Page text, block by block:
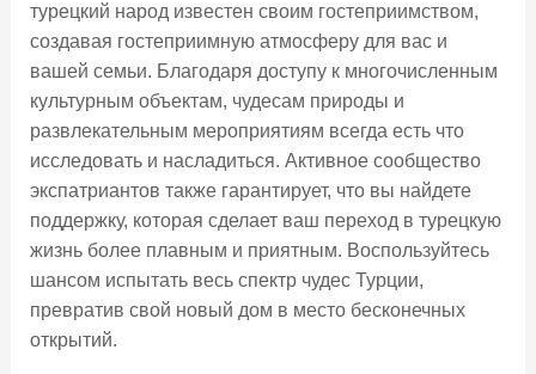
турецкий народ известен своим гостеприимством,
создавая гостеприимную атмосферу для вас и
вашей семьи. Благодаря доступу к многочисленным
культурным объектам, чудесам природы и
развлекательным мероприятиям всегда есть что
исследовать и насладиться. Активное сообщество
экспатриантов также гарантирует, что вы найдете
поддержку, которая сделает ваш переход в турецкую
жизнь более плавным и приятным. Воспользуйтесь
шансом испытать весь спектр чудес Турции,
превратив свой новый дом в место бесконечных
открытий.